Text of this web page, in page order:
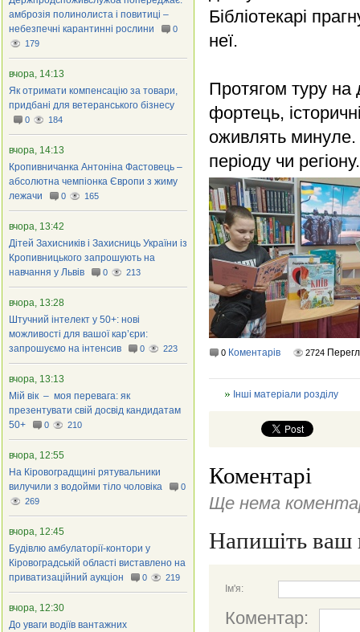
Бібліотекарі
неї.
Протягом туру на
фортець,
оживлять
періоду чи регіону.
0 Коментарів 2724
Інші матеріали розділу
Коментарі
Ще нема
Напишіть ваш
Ім'я:
Коментар:
амброзія полинолиста і повитиці –
небезпечні карантинні рослини
0
179
вчора, 14:13
Як отримати компенсацію за товари,
придбані для ветеранського бізнесу
0 184
вчора, 14:13
Кропивничанка Антоніна Фастовець –
абсолютна чемпіонка Європи з жиму
лежачи
0 165
вчора, 13:42
Дітей Захисників і Захисниць України із
Кропивницького запрошують на
навчання у Львів
0 213
вчора, 13:28
Штучний інтелект у 50+: нові
можливості для вашої кар’єри:
запрошуємо на інтенсив
0 223
вчора, 13:13
Мій вік – моя перевага: як
презентувати свій досвід кандидатам
50+
0 210
вчора, 12:55
На Кіровоградщині рятувальники
вилучили з водойми тіло чоловіка
0
269
вчора, 12:45
Будівлю амбулаторії-контори у
Кіровоградській області виставлено на
приватизаційний аукціон
0 219
вчора, 12:30
До уваги водіїв вантажних